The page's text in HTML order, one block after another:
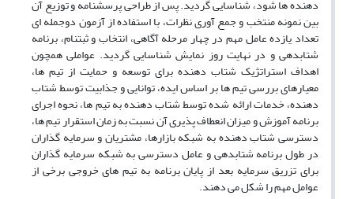
دهنده ها شود، شناسایی گردید. پس از طراحی پرسشنامه و توزیع آن
بین نمونه منتخب و جمع آوری نظرات، با استفاده از آزمون دوجمله ای
تعداد یازده عامل مهم در چهار مرحله آگاهی، انتخاب و ثبت‏نام، برنامه
شتابدهی و در نهایت روز نمایش شناسایی گردید. عواملی همچون
اهداف استراتژیک شتاب دهنده برای توسعه و حمایت از تیم ها،
معیارهای بررسی تیم ها بر اساس ایده، توانایی و جذابیت توسط شتاب
دهنده، خدمات ارائه شده توسط شتاب دهنده به تیم ها، نحوه اجرای
برنامه آموزش و میزان انعطاف پذیری آن نسبت به زمان استقرار تیم ها،
دسترسی شتاب دهنده به شبکه بازارها، مشتریان و سرمایه گذاران
در طول برنامه شتابدهی و عامل دسترسی به شبکه سرمایه گذاران
برای تزریق سرمایه بعد از پایان برنامه به تیم های خروجی برخی از
عوامل مهم را شکل می دهند.